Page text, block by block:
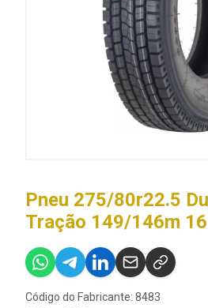
Pneu 275/80r22.5
Tração 149/146m
Código do Fabricante: 8483